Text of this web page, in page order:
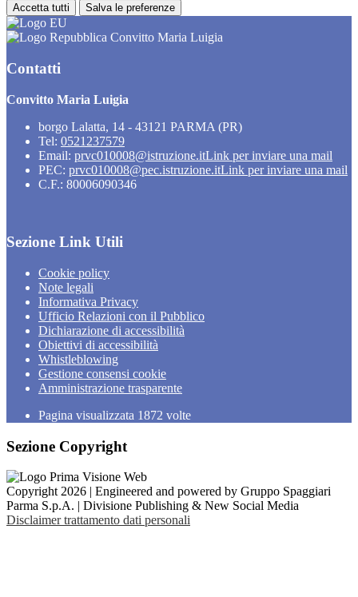
Accetta tutti Salva le preferenze
Convitto Maria Luigia
Contatti
Convitto Maria Luigia
borgo Lalatta, 14 - 43121 PARMA (PR)
Tel: 0521237579
Email: prvc010008@istruzione.itLink per inviare una mail
PEC: prvc010008@pec.istruzione.itLink per inviare una mail
C.F.: 80006090346
Sezione Link Utili
Cookie policy
Note legali
Informativa Privacy
Ufficio Relazioni con il Pubblico
Dichiarazione di accessibilità
Obiettivi di accessibilità
Whistleblowing
Gestione consensi cookie
Amministrazione trasparente
Pagina visualizzata 1872 volte
Sezione Copyright
Copyright 2026 | Engineered and powered by Gruppo Spaggiari
Parma S.p.A. | Divisione Publishing & New Social Media
Disclaimer trattamento dati personali